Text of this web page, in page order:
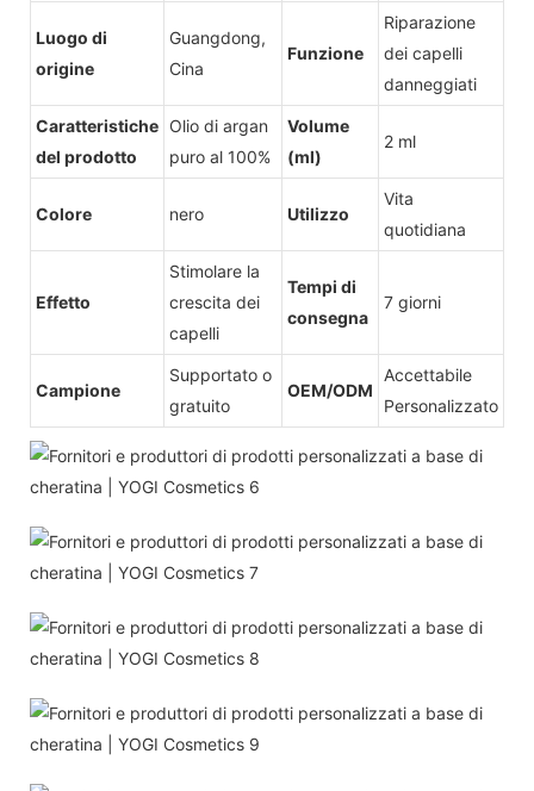
Luogo di
origine
Guangdong,
Cina
Funzione
Riparazione
dei capelli
danneggiati
Caratteristiche
del prodotto
Olio di argan
puro al 100%
Volume
(ml)
2 ml
Colore nero Utilizzo
Vita
quotidiana
Effetto
Stimolare la
crescita dei
capelli
Tempi di
consegna
7 giorni
Campione
Supportato o
gratuito
OEM/ODM
Accettabile
Personalizzato